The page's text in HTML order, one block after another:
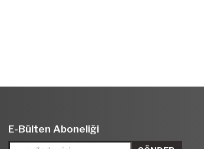
E-Bülten Aboneliği